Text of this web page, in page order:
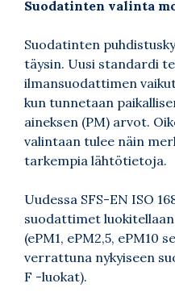
Suodatinten valinta
Suodatinten
täysin. Uusi standardi
ilmansuodattimen
kun tunnetaan
aineksen (PM) arvot.
valintaan tulee näin
tarkempia lähtötietoja.
Uudessa SFS-EN ISO
suodattimet
(ePM1, ePM2,5, ePM10
verrattuna nykyiseen
F -luokat).